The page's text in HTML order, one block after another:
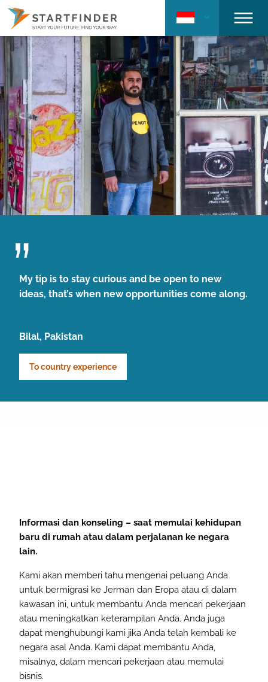
My tip is to stay curious and be open to new
ideas, that’s when new opportunities come along.
Bilal, Pakistan
To country experience
Informasi dan konseling – saat memulai kehidupan
baru di rumah atau dalam perjalanan ke negara
lain.
Kami akan memberi tahu mengenai peluang Anda
untuk bermigrasi ke Jerman dan Eropa atau di dalam
kawasan ini, untuk membantu Anda mencari pekerjaan
atau meningkatkan keterampilan Anda. Anda juga
dapat menghubungi kami jika Anda telah kembali ke
negara asal Anda. Kami dapat membantu Anda,
misalnya, dalam mencari pekerjaan atau memulai
bisnis.